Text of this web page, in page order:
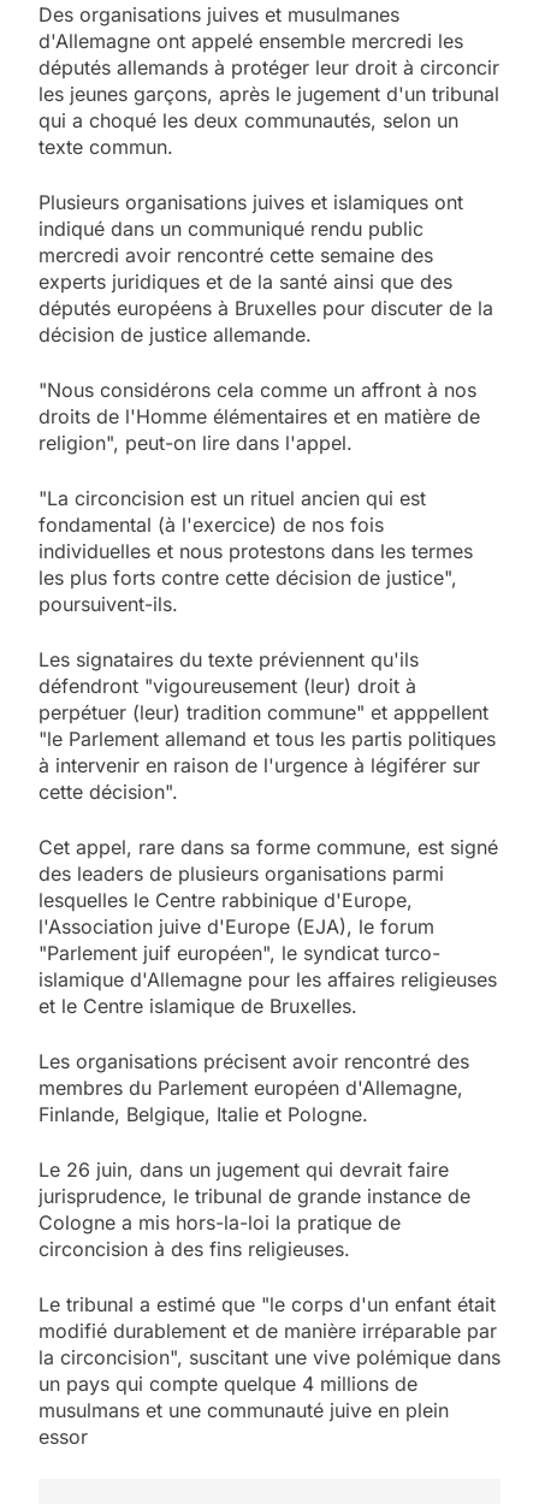
Des organisations juives et musulmanes
d'Allemagne ont appelé ensemble mercredi les
députés allemands à protéger leur droit à circoncir
les jeunes garçons, après le jugement d'un tribunal
qui a choqué les deux communautés, selon un
texte commun.
Plusieurs organisations juives et islamiques ont
indiqué dans un communiqué rendu public
mercredi avoir rencontré cette semaine des
experts juridiques et de la santé ainsi que des
députés européens à Bruxelles pour discuter de la
décision de justice allemande.
"Nous considérons cela comme un affront à nos
droits de l'Homme élémentaires et en matière de
religion", peut-on lire dans l'appel.
"La circoncision est un rituel ancien qui est
fondamental (à l'exercice) de nos fois
individuelles et nous protestons dans les termes
les plus forts contre cette décision de justice",
poursuivent-ils.
Les signataires du texte préviennent qu'ils
défendront "vigoureusement (leur) droit à
perpétuer (leur) tradition commune" et apppellent
"le Parlement allemand et tous les partis politiques
à intervenir en raison de l'urgence à légiférer sur
cette décision".
Cet appel, rare dans sa forme commune, est signé
des leaders de plusieurs organisations parmi
lesquelles le Centre rabbinique d'Europe,
l'Association juive d'Europe (EJA), le forum
"Parlement juif européen", le syndicat turco-
islamique d'Allemagne pour les affaires religieuses
et le Centre islamique de Bruxelles.
Les organisations précisent avoir rencontré des
membres du Parlement européen d'Allemagne,
Finlande, Belgique, Italie et Pologne.
Le 26 juin, dans un jugement qui devrait faire
jurisprudence, le tribunal de grande instance de
Cologne a mis hors-la-loi la pratique de
circoncision à des fins religieuses.
Le tribunal a estimé que "le corps d'un enfant était
modifié durablement et de manière irréparable par
la circoncision", suscitant une vive polémique dans
un pays qui compte quelque 4 millions de
musulmans et une communauté juive en plein
essor
2025, l’année la plus